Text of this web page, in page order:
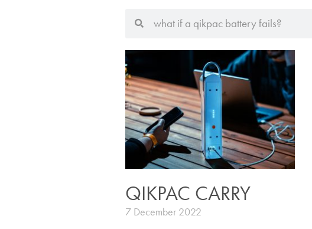
QIKPAC CARRY
7 December 2022